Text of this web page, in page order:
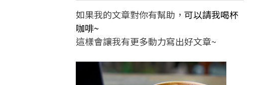
如果我的文章對你有幫助， 可以請我喝杯
咖啡~
這樣會讓我有更多動力寫出好文章~